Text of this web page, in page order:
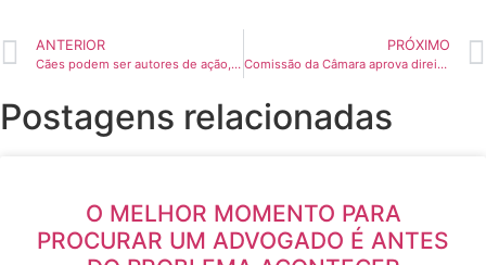
ANTERIOR
Cães podem ser autores de ação, decide TJPR; Skype e Rambo pedem pensão mensal e indenização por danos morais após maus-tratos
PRÓXIMO
Comissão da Câmara aprova direito de criança visitar pais internados em hospital
Postagens relacionadas
O MELHOR MOMENTO PARA
PROCURAR UM ADVOGADO É ANTES